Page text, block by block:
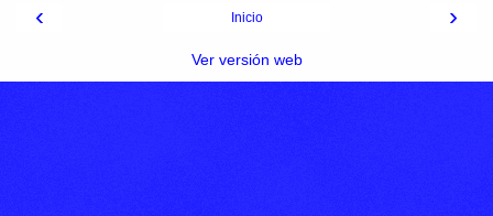
‹ ›
Inicio
Ver versión web